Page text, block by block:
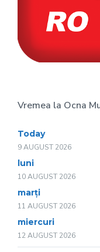
Vremea la Ocna
Today
9 AUGUST 2026
luni
10 AUGUST 2026
marți
11 AUGUST 2026
miercuri
12 AUGUST 2026